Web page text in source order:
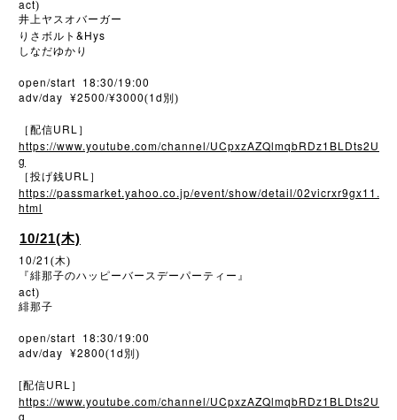
act)
井上ヤスオバーガー
りさボルト &Hys
しなだゆかり
open/start 18:30/19:00
adv/day ¥2500/¥3000(1d 別)
［配信URL ］
https://www.youtube.com/channel/UCpxzAZQlmqbRDz1BLDts2U
g
［投げ銭URL ］
https://passmarket.yahoo.co.jp/event/show/detail/02vicrxr9gx11.
html
10/21(木)
10/21 (木)
『緋那子のハッピーバースデーパーティー』
act)
緋那子
open/start 18:30/19:00
adv/day ¥2800(1d 別)
[配信URL ］
https://www.youtube.com/channel/UCpxzAZQlmqbRDz1BLDts2U
g